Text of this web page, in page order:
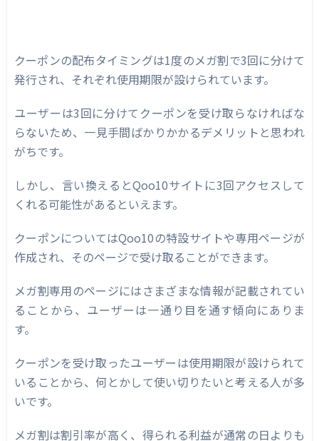
クーポンの配布タイミングは1度のメガ割で3回に分けて
発行され、それぞれ使用期限が設けられています。
ユーザーは3回に分けてクーポンを受け取らなければな
らないため、一見手間ばかりかかるデメリットと思われ
がちです。
しかし、言い換えるとQoo10サイトに3回アクセスして
くれる可能性があるといえます。
クーポンについてはQoo10の特設サイトや専用ページが
作成され、そのページで受け取ることができます。
メガ割専用のページにはさまざまな情報が記載されてい
ることから、ユーザーは一通り目を通す傾向にありま
す。
クーポンを受け取ったユーザーは使用期限が設けられて
いることから、何とかして使い切りたいと考える人が多
いです。
メガ割は割引率が高く、得られる利益が通常の日よりも